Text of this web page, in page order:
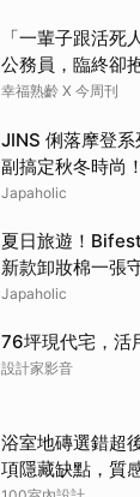
「一輩子跟活
公務員，臨終卻
欣賞就夠了
幸福熟齡 X 今周刊
JINS 俐落摩登
副搞定秋冬時尚！
Japaholic
夏日旅遊！
新款卸妝棉一張
Japaholic
76坪現代宅，活
設計家影音
浴室地磚選錯超
項隱藏缺點，質